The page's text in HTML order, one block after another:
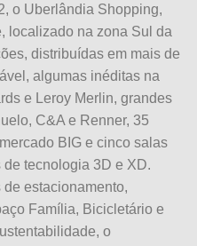
o Uberlândia Shopping,
localizado na zona Sul da
distribuídas em mais de
algumas inéditas na
e Leroy Merlin, grandes
C&A e Renner, 35
BIG e cinco salas
tecnologia 3D e XD.
estacionamento,
Família, Bicicletário e
o